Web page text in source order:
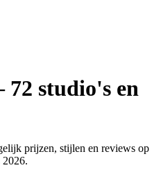
studio's en
prijzen, stijlen en reviews op